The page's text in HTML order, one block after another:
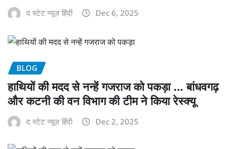
द स्टेट न्यूज़ हिंदी Dec 6, 2025
BLOG
हाथियों की मदद से नन्हें गजराज को पकड़ा … बांधवगढ़
और कटनी की वन विभाग की टीम ने किया रेस्क्यू
द स्टेट न्यूज़ हिंदी Dec 2, 2025